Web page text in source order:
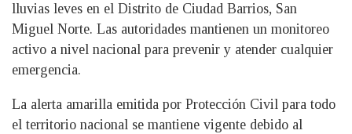
lluvias leves en el Distrito de Ciudad Barrios, San
Miguel Norte. Las autoridades mantienen un monitoreo
activo a nivel nacional para prevenir y atender cualquier
emergencia.
La alerta amarilla emitida por Protección Civil para todo
el territorio nacional se mantiene vigente debido al